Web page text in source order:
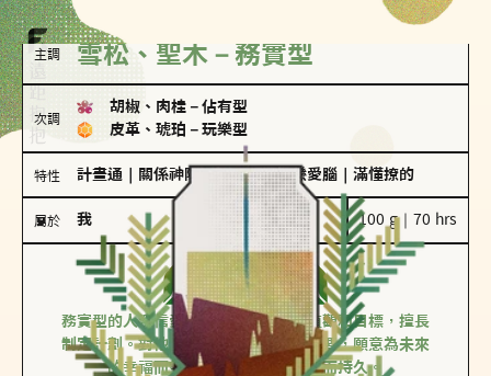
主調 雪松、聖木－務實型
次調
胡椒、肉桂 － 佔有型
皮革、琥珀 － 玩樂型
特性 計畫通 關係神隊友 愛吃醋｜戀愛腦 滿懂撩的
屬於 我 100 g｜70 hrs
務實型
雪松、聖木
務實型的人深信愛情立基於共同的價值觀和目標，擅長
制定計劃。對他們來說，感情穩定最重要，願意為未來
的幸福而努力，讓愛情變得踏實而持久。